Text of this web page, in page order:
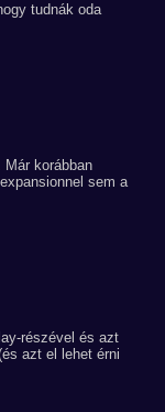
tudnák oda
korábban
sem a
részével és azt
azt el lehet érni